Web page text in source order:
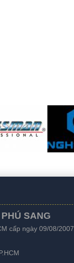
SANG
cấp ngày 09/08/2007